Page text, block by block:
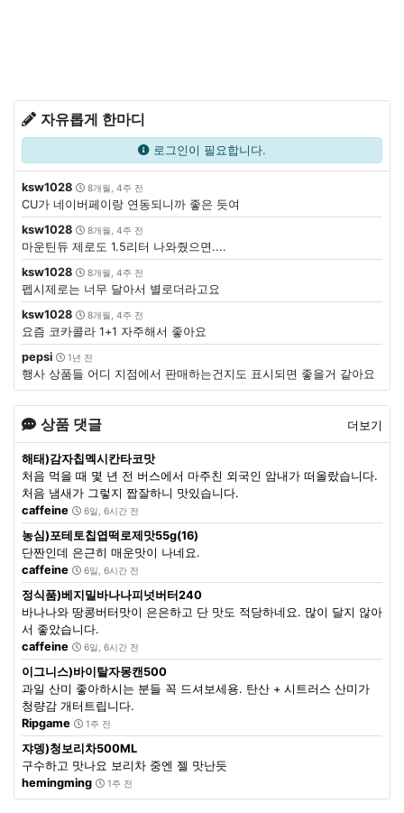
자유롭게 한마디
로그인이 필요합니다.
ksw1028 8개월, 4주 전
CU가 네이버페이랑 연동되니까 좋은 듯여
ksw1028
8개월, 4주 전
마운틴듀 제로도 1.5리터 나와줬으면....
ksw1028
8개월, 4주 전
펩시제로는 너무 달아서 별로더라고요
ksw1028
8개월, 4주 전
요즘 코카콜라 1+1 자주해서 좋아요
pepsi
1년 전
행사 상품들 어디 지점에서 판매하는건지도 표시되면 좋을거 같아요
상품 댓글 더보기
해태)감자칩멕시칸타코맛
처음 먹을 때 몇 년 전 버스에서 마주친 외국인 암내가 떠올랐습니다.
처음 냄새가 그렇지 짭잘하니 맛있습니다.
caffeine
6일, 6시간 전
농심)포테토칩엽떡로제맛55g(16)
단짠인데 은근히 매운맛이 나네요.
caffeine
6일, 6시간 전
정식품)베지밀바나나피넛버터240
바나나와 땅콩버터맛이 은은하고 단 맛도 적당하네요. 많이 달지 않아
서 좋았습니다.
caffeine
6일, 6시간 전
이그니스)바이탈자몽캔500
과일 산미 좋아하시는 분들 꼭 드셔보세용. 탄산 + 시트러스 산미가
청량감 개터트립니다.
Ripgame
1주 전
쟈뎅)청보리차500ML
구수하고 맛나요 보리차 중엔 젤 맛난듯
hemingming
1주 전